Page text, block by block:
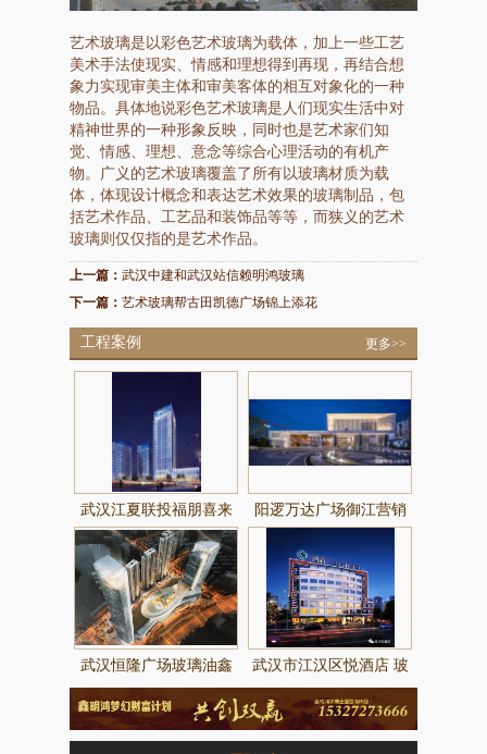
艺术玻璃是以彩色艺术玻璃为载体，加上一些工艺
美术手法使现实、情感和理想得到再现，再结合想
象力实现审美主体和审美客体的相互对象化的一种
物品。具体地说彩色艺术玻璃是人们现实生活中对
精神世界的一种形象反映，同时也是艺术家们知
觉、情感、理想、意念等综合心理活动的有机产
物。广义的艺术玻璃覆盖了所有以玻璃材质为载
体，体现设计概念和表达艺术效果的玻璃制品，包
括艺术作品、工艺品和装饰品等等，而狭义的艺术
玻璃则仅仅指的是艺术作品。
上一篇： 武汉中建和武汉站信赖明鸿玻璃
下一篇： 艺术玻璃帮古田凯德广场锦上添花
工程案例 更多>>
武汉江夏联投福朋喜来
登酒店
阳逻万达广场御江营销
中心玻璃由鑫明鸿玻璃
提供制作
武汉恒隆广场玻璃油鑫
明鸿玻璃提供制作
武汉市江汉区悦酒店 玻
璃由武汉鑫明鸿提供